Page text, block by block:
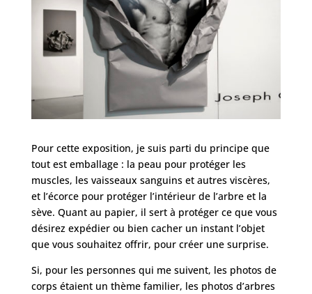
Pour cette exposition, je suis parti du principe que
tout est emballage : la peau pour protéger les
muscles, les vaisseaux sanguins et autres viscères,
et l’écorce pour protéger l’intérieur de l’arbre et la
sève. Quant au papier, il sert à protéger ce que vous
désirez expédier ou bien cacher un instant l’objet
que vous souhaitez offrir, pour créer une surprise.
Si, pour les personnes qui me suivent, les photos de
corps étaient un thème familier, les photos d’arbres